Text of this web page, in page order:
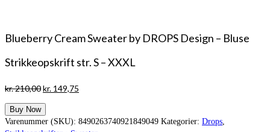
Blueberry Cream Sweater by DROPS Design – Bluse
Strikkeopskrift str. S – XXXL
kr.210,00Den
pris
var:
kr. 149,75
er:
Buy Now
Varenummer (SKU): 8490263740921849049 Kategorier: Drops,